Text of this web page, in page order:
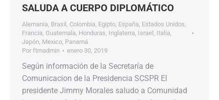
SALUDA A CUERPO DIPLOMÁTICO
Alemania, Brasil , Colombia, Egipto, España, Estados Unidos,
Francia, Guatemala, Honduras, Inglaterra, Israel , Italia,
Japón, Mexico, Panamá
Por ftmadmin enero 30, 2019
Según información de la Secretaría de
Comunicacion de la Presidencia SCSPR El
presidente Jimmy Morales saludo a Comunidad